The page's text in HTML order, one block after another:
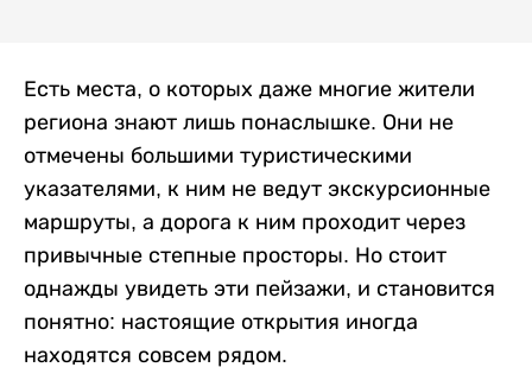
Есть места, о которых даже многие жители
региона знают лишь понаслышке. Они не
отмечены большими туристическими
указателями, к ним не ведут экскурсионные
маршруты, а дорога к ним проходит через
привычные степные просторы. Но стоит
однажды увидеть эти пейзажи, и становится
понятно: настоящие открытия иногда
находятся совсем рядом.